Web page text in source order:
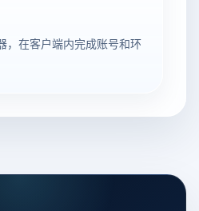
，在客户端内完成账号和环